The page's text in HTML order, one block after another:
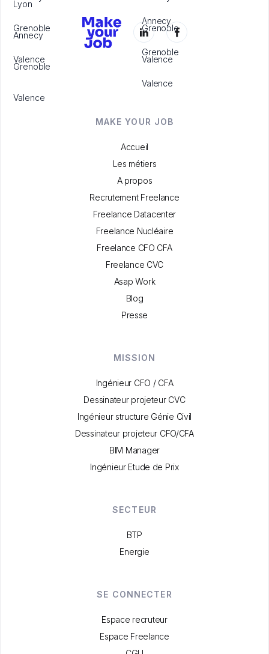
Grenoble
Valence
Grenoble
Valence
Lyon
Annecy
Grenoble
Valence
Annecy
Grenoble
Valence
MAKE YOUR JOB
Accueil
Les métiers
A propos
Recrutement Freelance
Freelance Datacenter
Freelance Nucléaire
Freelance CFO CFA
Freelance CVC
Asap Work
Blog
Presse
MISSION
Ingénieur CFO / CFA
Dessinateur projeteur CVC
Ingénieur structure Génie Civil
Dessinateur projeteur CFO/CFA
BIM Manager
Ingénieur Etude de Prix
SECTEUR
BTP
Energie
SE CONNECTER
Espace recruteur
Espace Freelance